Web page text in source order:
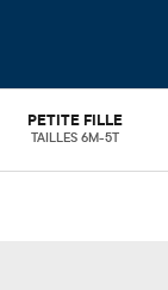
PETITE FILLE
TAILLES 6M-5T